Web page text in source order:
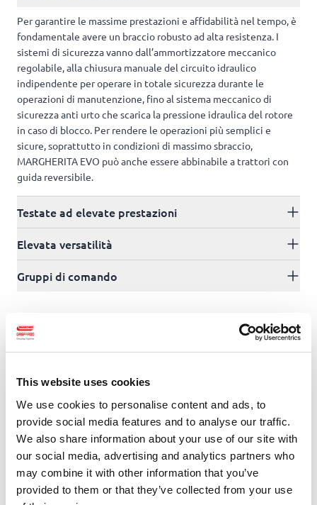
This website uses cookies
We use cookies to personalise content and ads, to
provide social media features and to analyse our traffic.
We also share information about your use of our site with
our social media, advertising and analytics partners who
may combine it with other information that you’ve
provided to them or that they’ve collected from your use
Per garantire le massime prestazioni e affidabilità nel tempo, è
fondamentale avere un braccio robusto ad alta resistenza. I
sistemi di sicurezza vanno dall’ammortizzatore meccanico
regolabile, alla chiusura manuale del circuito idraulico
indipendente per operare in totale sicurezza durante le
operazioni di manutenzione, fino al sistema meccanico di
sicurezza anti urto che scarica la pressione idraulica del rotore
in caso di blocco. Per rendere le operazioni più semplici e
sicure, soprattutto in condizioni di massimo sbraccio,
MARGHERITA EVO può anche essere abbinabile a trattori con
guida reversibile.
Testate ad elevate prestazioni
Elevata versatilità
Gruppi di comando
CONTENUTI SPECIALI
Utensili